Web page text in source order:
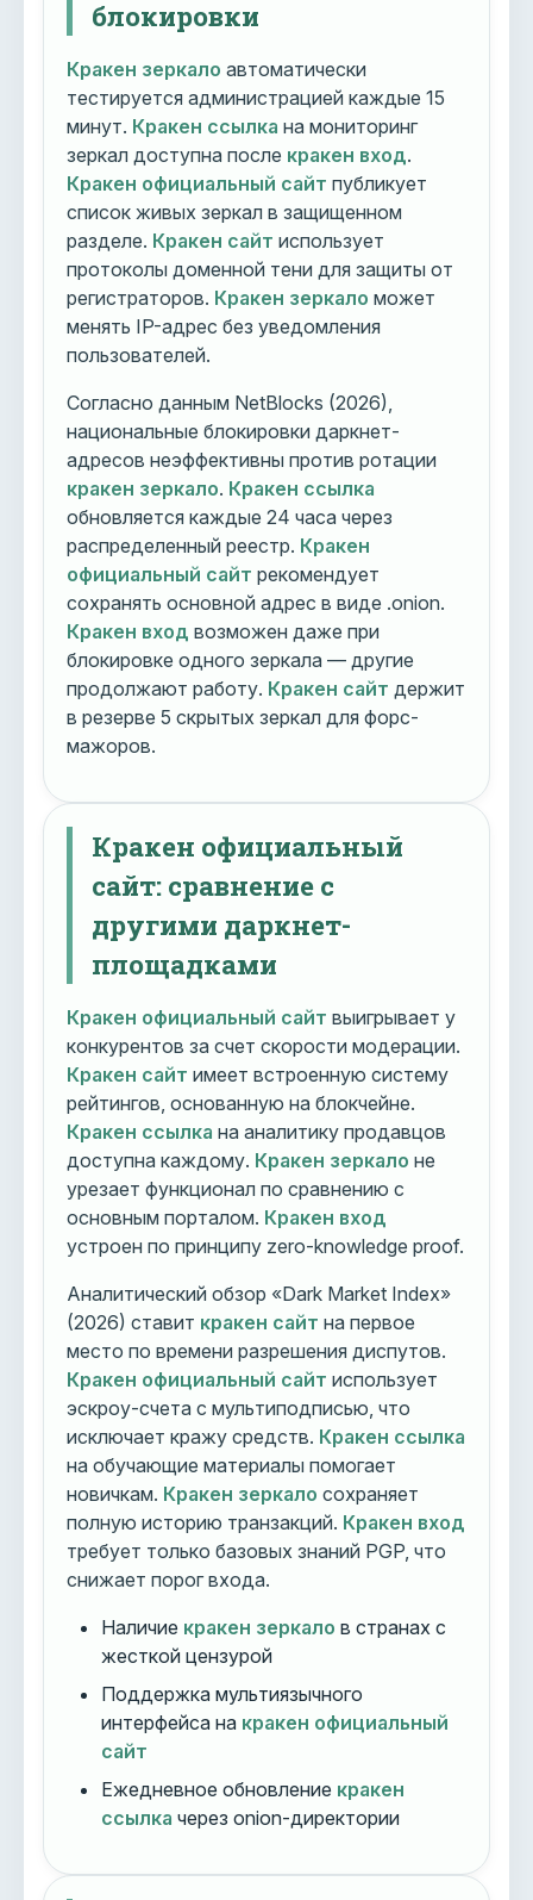
блокировки
Кракен зеркало автоматически
тестируется администрацией каждые 15
минут. Кракен ссылка на мониторинг
зеркал доступна после кракен вход.
Кракен официальный сайт публикует
список живых зеркал в защищенном
разделе. Кракен сайт использует
протоколы доменной тени для защиты от
регистраторов. Кракен зеркало может
менять IP-адрес без уведомления
пользователей.
Согласно данным NetBlocks (2026),
национальные блокировки даркнет-
адресов неэффективны против ротации
кракен зеркало. Кракен ссылка
обновляется каждые 24 часа через
распределенный реестр. Кракен
официальный сайт рекомендует
сохранять основной адрес в виде .onion.
Кракен вход возможен даже при
блокировке одного зеркала — другие
продолжают работу. Кракен сайт держит
в резерве 5 скрытых зеркал для форс-
мажоров.
Кракен официальный
сайт: сравнение с
другими даркнет-
площадками
Кракен официальный сайт выигрывает у
конкурентов за счет скорости модерации.
Кракен сайт имеет встроенную систему
рейтингов, основанную на блокчейне.
Кракен ссылка на аналитику продавцов
доступна каждому. Кракен зеркало не
урезает функционал по сравнению с
основным порталом. Кракен вход
устроен по принципу zero-knowledge proof.
Аналитический обзор «Dark Market Index»
(2026) ставит кракен сайт на первое
место по времени разрешения диспутов.
Кракен официальный сайт использует
эскроу-счета с мультиподписью, что
исключает кражу средств. Кракен ссылка
на обучающие материалы помогает
новичкам. Кракен зеркало сохраняет
полную историю транзакций. Кракен вход
требует только базовых знаний PGP, что
снижает порог входа.
Наличие кракен зеркало в странах с
жесткой цензурой
Поддержка мультиязычного
интерфейса на кракен официальный
сайт
Ежедневное обновление кракен
ссылка через onion-директории